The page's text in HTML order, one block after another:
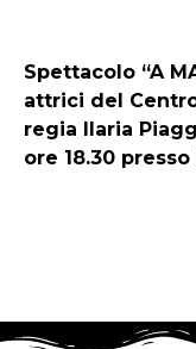
Spettacolo “A
attrici del
regia Ilaria
ore 18.30